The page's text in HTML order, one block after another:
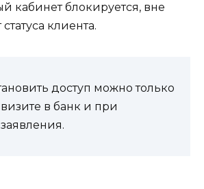
кабинет блокируется, вне
клиента.
доступ можно только
в банк и при